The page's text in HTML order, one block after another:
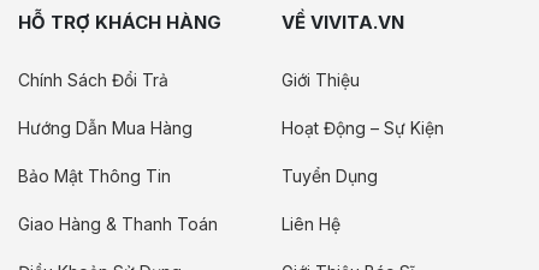
HỖ TRỢ KHÁCH HÀNG
Chính Sách Đổi Trả
Hướng Dẫn Mua Hàng
Bảo Mật Thông Tin
Giao Hàng & Thanh Toán
VỀ VIVITA.VN
Giới Thiệu
Hoạt Động – Sự Kiện
Tuyển Dụng
Liên Hệ